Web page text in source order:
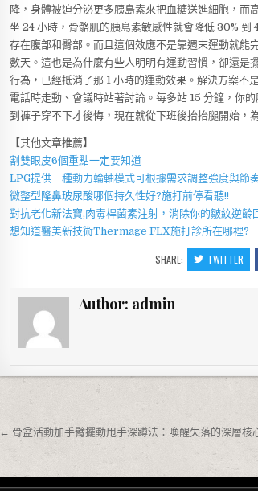
降，身體被迫分泌更多胰島素來把血糖送進細胞，
坐 24 小時，骨骼肌的胰島素敏感性就會降低 30%
存在腹部和臀部。而且這個效應不是靠週末運動就能
數天。這也是為什麼有些人明明有運動習慣，卻還
行為，已經抵消了那 1 小時的運動效果。解決方案不
電話時走動、會議時站著討論。每多站 15 分鐘，你
到褲子穿不下才後悔，現在就從下班後抬抬腿開始，
【其他文章推薦】
割雙眼皮6個重點一定要知道
LPG提供三種動力輪軸模式可根據需求調整強度與節
微整型隆鼻玻尿酸哪個持久性好?施打前停看聽!!
對抗老化新法寶,肉毒桿菌素注射，消除你的皺紋逆齡
想知道醫美新技術Thermage FLX施打診所在哪裡?
SHARE: TWITTER
Author: admin
文章導覽
← 骨盆活動加手臂擺動甩手深蹲法：喚醒失落的深層核